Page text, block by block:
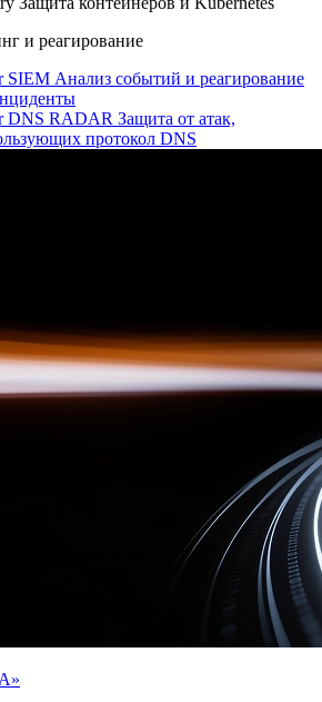
и реагирование
SIEM Анализ событий и реагирование
DNS RADAR Защита от атак,
протокол DNS